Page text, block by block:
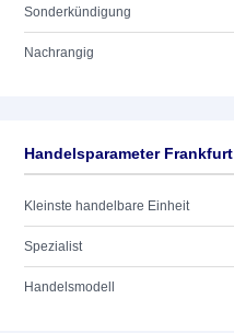
Sonderkündigung
Nachrangig
Handelsparameter Frankfurt
Kleinste handelbare Einheit
Spezialist
Handelsmodell